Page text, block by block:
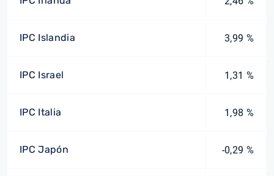
IPC Islandia 3,99 %
IPC Israel 1,31 %
IPC Italia 1,98 %
IPC Japón -0,29 %